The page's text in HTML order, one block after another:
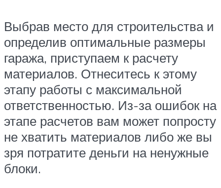
Выбрав место для строительства и
определив оптимальные размеры
гаража, приступаем к расчету
материалов. Отнеситесь к этому
этапу работы с максимальной
ответственностью. Из-за ошибок на
этапе расчетов вам может попросту
не хватить материалов либо же вы
зря потратите деньги на ненужные
блоки.